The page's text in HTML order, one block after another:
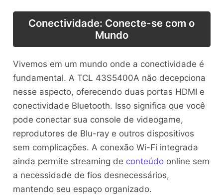
Conectividade: Conecte-se com o
Mundo
Vivemos em um mundo onde a conectividade é
fundamental. A TCL 43S5400A não decepciona
nesse aspecto, oferecendo duas portas HDMI e
conectividade Bluetooth. Isso significa que você
pode conectar sua console de videogame,
reprodutores de Blu-ray e outros dispositivos
sem complicações. A conexão Wi-Fi integrada
ainda permite streaming de conteúdoonline sem
a necessidade de fios desnecessários,
mantendo seu espaço organizado.